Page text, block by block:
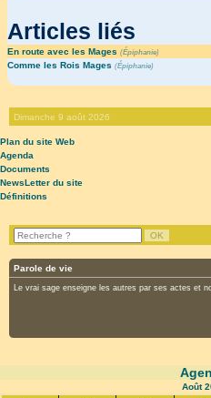
Articles liés
En route avec les Mages (Épiphanie)
Comme les Rois Mages (Épiphanie)
Dimanche 9 août 2026
Plan du site Web
Agenda
Documents
NewsLetter du site
Définitions
Parole de vie
Le vrai sage enseigne les autres par ses actes et
Août